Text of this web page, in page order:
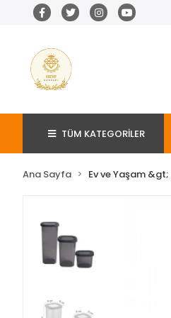
TÜM KATEGORİLER
Ana Sayfa Ev ve Yaşam